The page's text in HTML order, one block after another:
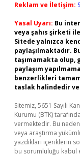
Reklam ve İletişim:
Yasal Uyarı: Bu
veya şahıs şirketi
Sitede yalnızca
paylaşılmaktadır.
taşımamakta olup,
paylaşım
benzerlikleri
taslak halindedir
Sitemiz, 5651 Sayılı
Kurumu (BTK)
vermektedir. Bu
veya araştırma
yazdıkları içeriklerin
bu sorumluluğu kabul